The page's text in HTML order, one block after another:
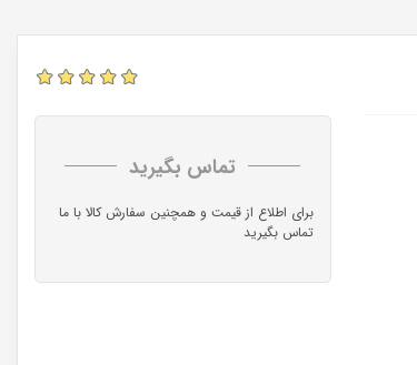
تماس بگیرید
برای اطلاع از قیمت و همچنین سفارش کالا با ما
تماس بگیرید